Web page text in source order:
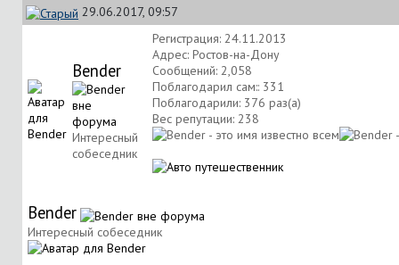
29.06.2017, 09:57
Bender
Интересный
собеседник
Регистрация: 24.11.2013
Адрес: Ростов-на-Дону
Сообщений: 2,058
Поблагодарил сам:: 331
Поблагодарили: 376 раз(а)
Вес репутации: 238
Bender
Интересный собеседник